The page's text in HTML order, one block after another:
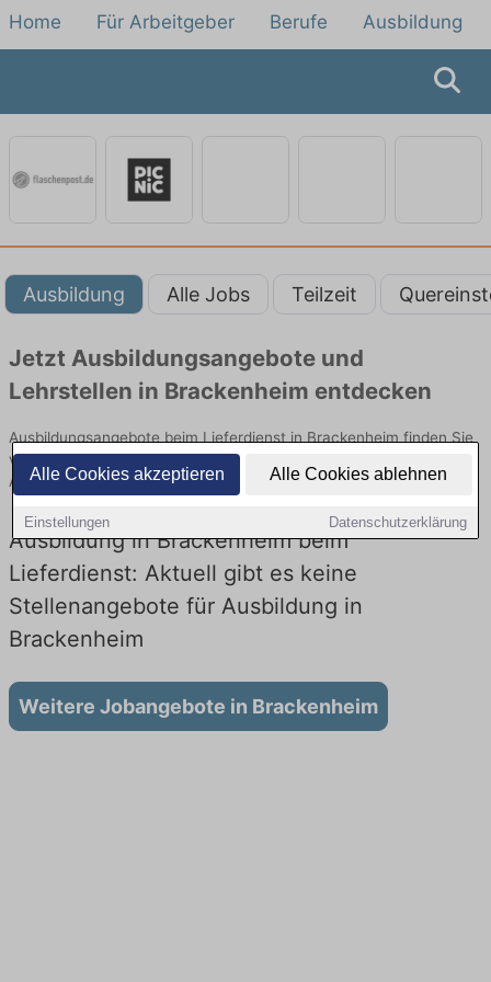
Alle Cookies akzeptieren Alle Cookies ablehnen
Einstellungen Datenschutzerklärung
Home Für Arbeitgeber Berufe Ausbildung
Ausbildung Alle Jobs Teilzeit
Jetzt Ausbildungsangebote und
Lehrstellen in Brackenheim entdecken
Ausbildungsangebote beim Lieferdienst in Brackenheim finden Sie
von namhaften Firmen. Entdecken Sie freie Optionen von Top-
Arbeitgebern und bewerben Sie sich noch heute.
Ausbildung in Brackenheim beim
Lieferdienst: Aktuell gibt es keine
Stellenangebote für Ausbildung in
Brackenheim
Weitere Jobangebote in Brackenheim